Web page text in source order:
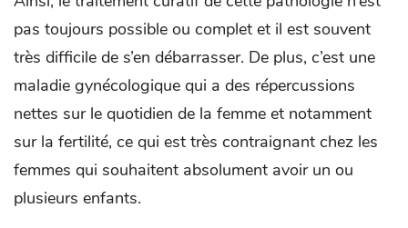
pas toujours possible ou complet et il est souvent
très difficile de s’en débarrasser. De plus, c’est une
maladie gynécologique qui a des répercussions
nettes sur le quotidien de la femme et notamment
sur la fertilité, ce qui est très contraignant chez les
femmes qui souhaitent absolument avoir un ou
plusieurs enfants.